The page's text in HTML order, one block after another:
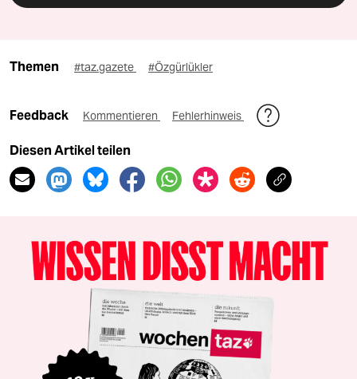
Themen #taz.gazete #Özgürlükler
Feedback Kommentieren Fehlerhinweis
Diesen Artikel teilen